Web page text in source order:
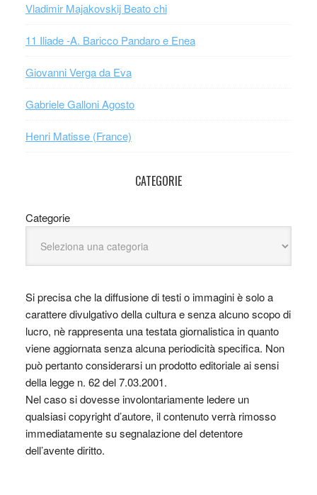
Vladimir Majakovskij Beato chi
11 Iliade -A. Baricco Pandaro e Enea
Giovanni Verga da Eva
Gabriele Galloni Agosto
Henri Matisse (France)
CATEGORIE
Categorie
Si precisa che la diffusione di testi o immagini è solo a
carattere divulgativo della cultura e senza alcuno scopo di
lucro, nè rappresenta una testata giornalistica in quanto
viene aggiornata senza alcuna periodicità specifica. Non
può pertanto considerarsi un prodotto editoriale ai sensi
della legge n. 62 del 7.03.2001.
Nel caso si dovesse involontariamente ledere un
qualsiasi copyright d’autore, il contenuto verrà rimosso
immediatamente su segnalazione del detentore
dell’avente diritto.